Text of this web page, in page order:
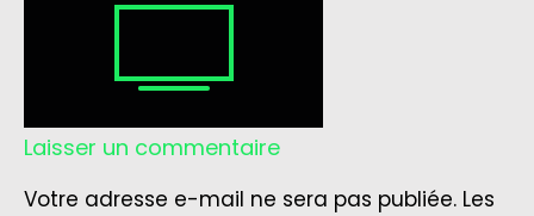
Laisser un commentaire
Votre adresse e-mail ne sera pas publiée. Les